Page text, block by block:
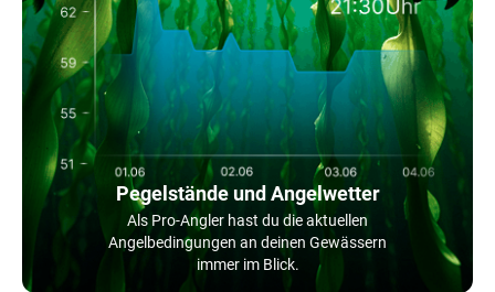
Pegelstände und Angelwetter
Als Pro-Angler hast du die aktuellen
Angelbedingungen an deinen Gewässern
immer im Blick.